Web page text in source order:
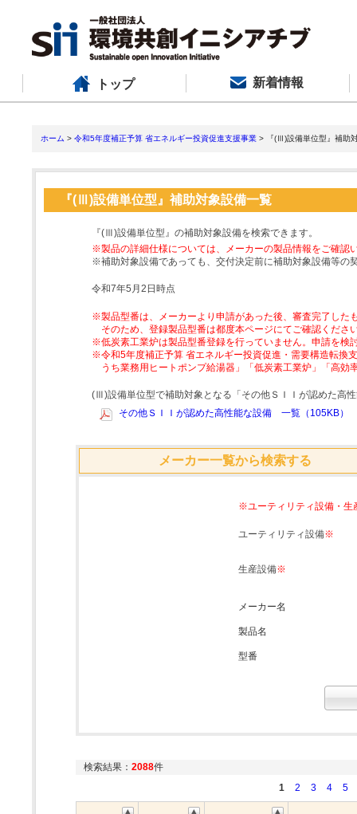
トップ 新着情報
ホーム > 令和5年度補正予算 省エネルギー投資促進支援事業 > 『(Ⅲ)設備単位型』補助
『(Ⅲ)設備単位型』補助対象設備一覧
『(Ⅲ)設備単位型』の補助対象設備を検索できます。
※製品の詳細仕様については、メーカーの製品情報をご確認
※補助対象設備であっても、交付決定前に補助対象設備等の
令和7年5月2日時点
※製品型番は、メーカーより申請があった後、審査完了した
そのため、登録製品型番は都度本ページにてご確認くださ
※低炭素工業炉は製品型番登録を行っていません。申請を検
※令和5年度補正予算 省エネルギー投資促進・需要構造転換
うち業務用ヒートポンプ給湯器」「低炭素工業炉」「高
(Ⅲ)設備単位型で補助対象となる「その他ＳＩＩが認めた高
その他ＳＩＩが認めた高性能な設備 一覧（105KB）
メーカー一覧から検索する
※ユーティリティ設備・生
ユーティリティ設備※
生産設備※
メーカー名
製品名
型番
検索結果： 2088件
1
2 3 4 5